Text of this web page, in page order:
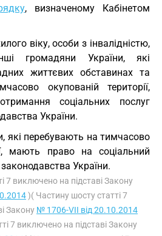
, визначеному Кабінетом
віку, особи з інвалідністю,
громадяни України, які
життєвих обставинах та
окупованій території,
соціальних послуг
України.
які перебувають на тимчасово
мають право на соціальний
України.
7 виключено на підставі Закону
)( Частину шосту статті 7
Закону № 1706-VII від 20.10.2014
7 виключено на підставі Закону